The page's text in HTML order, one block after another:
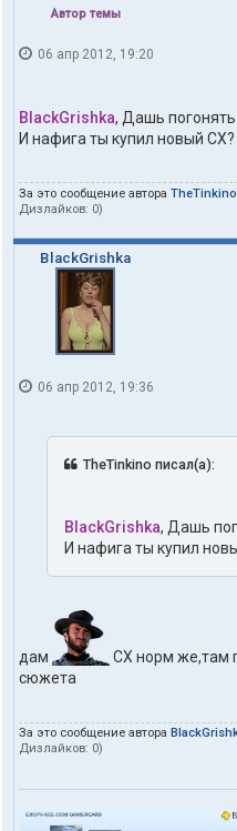
Автор темы
06 апр 2012, 19:20
BlackGrishka, Дашь
И нафига ты купил новый СХ?
За это сообщение автора TheTinkino
Дизлайков: 0)
BlackGrishka
06 апр 2012, 19:36
TheTinkino писал(а):
BlackGrishka, Дашь
И нафига ты купил
дам
СХ норм же,там
сюжета
За это сообщение автора
Дизлайков: 0)